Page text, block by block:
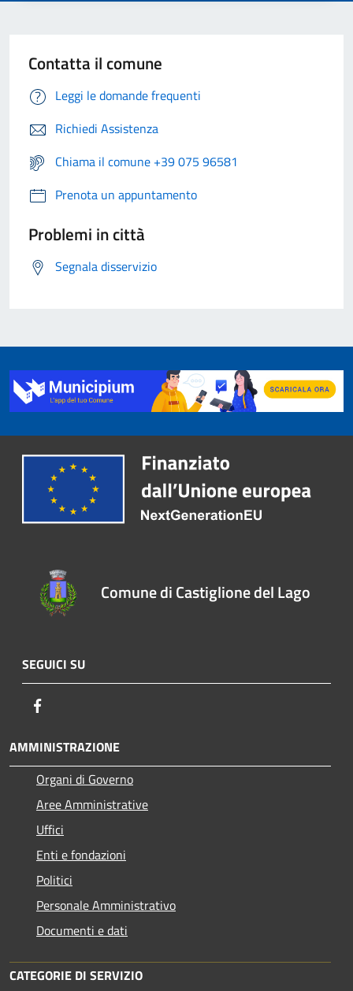
Contatta il comune
Leggi le domande frequenti
Richiedi Assistenza
Chiama il comune +39 075 96581
Prenota un appuntamento
Problemi in città
Segnala disservizio
Comune di Castiglione del Lago
SEGUICI SU
AMMINISTRAZIONE
Organi di Governo
Aree Amministrative
Uffici
Enti e fondazioni
Politici
Personale Amministrativo
Documenti e dati
CATEGORIE DI SERVIZIO